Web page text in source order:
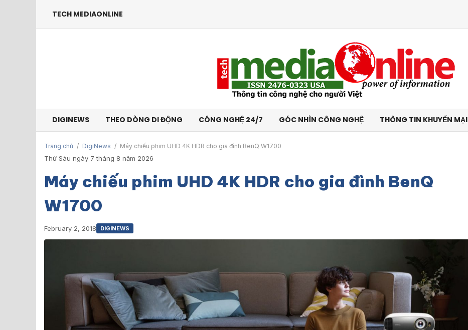
TECH MEDIAONLINE
DIGINEWS THEO DÒNG DI ĐỘNG CÔNG NGHỆ 24/7 GÓC NHÌN CÔNG NGHỆ THÔNG TIN KHUYẾN MẠI
Trang chủ / DigiNews / Máy chiếu phim UHD 4K HDR cho gia đình BenQ W1700
Thứ Sáu ngày 7 tháng 8 năm 2026
Máy chiếu phim UHD 4K HDR cho gia đình BenQ
W1700
February 2, 2018 DIGINEWS